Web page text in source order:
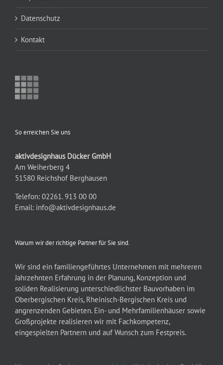
Datenschutz
Kontakt
So erreichen Sie uns
aktivdesignhaus Dücker GmbH
Am Weiherberg 4
51580 Reichshof Berghausen
Telefon: 02261. 913 00 00
Email: info@aktivdesignhaus.de
Warum wir der richtige Partner für Sie sind.
Wir sind ein familiengeführtes Unternehmen mit mehreren
Jahrzehnten Erfahrung in der Planung, Konzeption und
soliden Realisierung unterschiedlichster Bauvorhaben im
Oberbergischen Kreis, Rheinisch-Bergischen Kreis und
angrenzenden Gebieten. Ein- und Mehrfamilienhäuser sowie
Großprojekte realisieren wir mit Fachkompetenz,
eingespielten Partnern und auf Wunsch zum Festpreis.